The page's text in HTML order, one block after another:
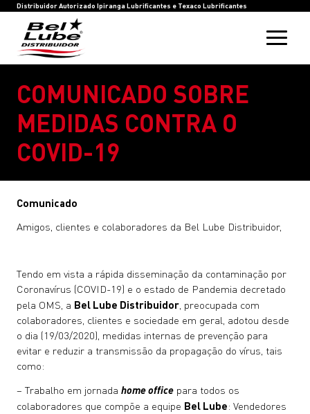
Distribuidor Autorizado Ipiranga Lubrificantes e Texaco Lubrificantes
HOME
BEL LUBE
BLOG
RASTREIE SUA COMPRA
INOVAÇÃO
SAC
IPIRANGA LUBRIFICANTES
TEXACO LUBRIFICANTES
COMUNICADO SOBRE
MEDIDAS CONTRA O
COVID-19
Comunicado
Amigos, clientes e colaboradores da Bel Lube Distribuidor,
Tendo em vista a rápida disseminação da contaminação por
Coronavírus (COVID-19) e o estado de Pandemia decretado
pela OMS, a Bel Lube Distribuidor, preocupada com
colaboradores, clientes e sociedade em geral, adotou desde
o dia (19/03/2020), medidas internas de prevenção para
evitar e reduzir a transmissão da propagação do vírus, tais
como:
– Trabalho em jornada home office para todos os
colaboradores que compõe a equipe Bel Lube: Vendedores